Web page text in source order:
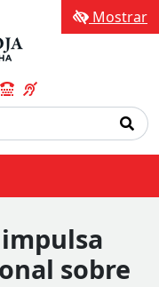
Mostrar
sobre